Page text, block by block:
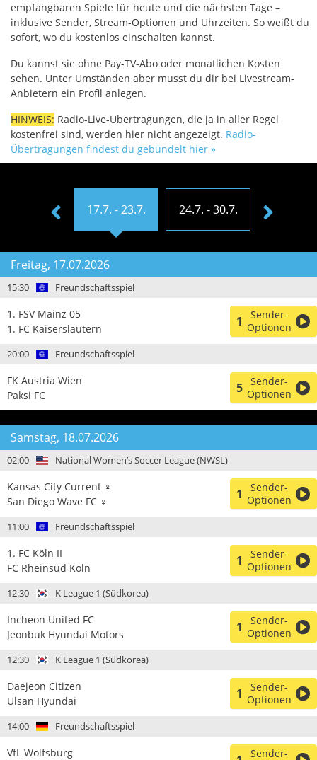
empfangbaren Spiele für heute und die nächsten Tage –
inklusive Sender, Stream-Optionen und Uhrzeiten. So weißt du
sofort, wo du kostenlos einschalten kannst.
Du kannst sie ohne Pay-TV-Abo oder monatlichen Kosten
sehen. Unter Umständen aber musst du dir bei Livestream-
Anbietern ein Profil anlegen.
HINWEIS: Radio-Live-Übertragungen, die ja in aller Regel
kostenfrei sind, werden hier nicht angezeigt. Radio-
Übertragungen findest du gebündelt hier »
- 16.7. 17.7. - 23.7. 24.7. - 30.7.
Freitag, 17.07.2026
15:30 Freundschaftsspiel
1. FSV Mainz 05
1. FC Kaiserslautern
1
Sender-
Optionen
20:00 Freundschaftsspiel
FK Austria Wien
Paksi FC
5 Sender-
Optionen
Samstag, 18.07.2026
02:00 National Women’s Soccer League (NWSL)
Kansas City Current ♀
San Diego Wave FC ♀
1
Sender-
Optionen
11:00 Freundschaftsspiel
1. FC Köln II
FC Rheinsüd Köln
1
Sender-
Optionen
12:30 K League 1 (Südkorea)
Incheon United FC
Jeonbuk Hyundai Motors
1
Sender-
Optionen
12:30 K League 1 (Südkorea)
Daejeon Citizen
Ulsan Hyundai
1
Sender-
Optionen
14:00 Freundschaftsspiel
VfL Wolfsburg
Sender-